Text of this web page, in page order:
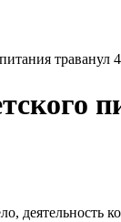
траванул
деятельность